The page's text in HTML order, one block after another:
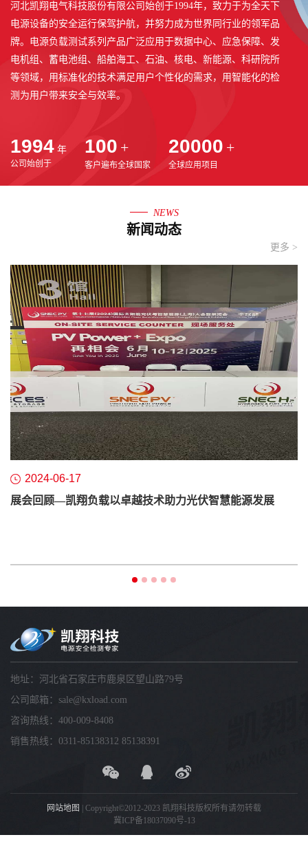
河北凯翔电气科技股份有限公司始创于1994年，致力于为全天下
电源设备的安全运行保驾护航，并努力成为世界同行业的领军品
牌。电源负载测试系列产品广泛应用于数据中心、应急保障、发
电机组、蓄电池组、船舶海工、石油、核电、新能源、科研院所
等领域，用标准化的技术满足用户个性化的需求，用智能化的检
测为用户带来安全与效率。
发制造以智能干式负载为代表的大功率电源检测维护设备，产品
可为发电机组、蓄电池组、UPS等大功率电源提供负载测试，通
过科学测试来检验电源设备的性能和可靠性，提高电源设备的质
河北凯翔电气科技股份有限公司是河北省高新技术企业、CCS中
CE认证、俄罗斯EAC认证。核心技术拥有多项专利...
1994 年
公司始创于
100 +
客户遍布全球国家
20000 +
全球应用项目
NEWS
新闻动态
更多 >
2024-06-17
展会回顾—凯翔负载以卓越技术助力光伏智慧能源发展
地址： 河北省石家庄市鹿泉区望山路79号
公司邮箱： sale@kxload.com
咨询热线： 400-009-8408
销售热线： 0311-85138312 85138391
网站地图
| Copyright©2012-2023 凯翔科技版权所有请勿转载
冀ICP备18037090号-13